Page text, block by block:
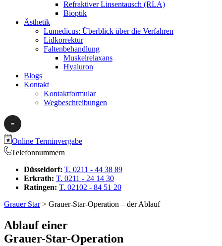
Refraktiver Linsentausch (RLA)
Bioptik
Ästhetik
Lumedicus: Überblick über die Verfahren
Lidkorrektur
Faltenbehandlung
Muskelrelaxans
Hyaluron
Blogs
Kontakt
Kontaktformular
Wegbeschreibungen
Online Terminvergabe
Telefonnummern
Düsseldorf: T. 0211 - 44 38 89
Erkrath: T. 0211 - 24 14 30
Ratingen: T. 02102 - 84 51 20
Grauer Star> Grauer-Star-Operation – der Ablauf
Ablauf einer
Grauer-Star-Operation